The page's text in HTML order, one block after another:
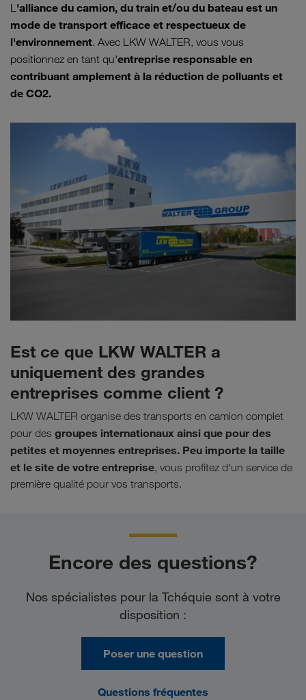
L'alliance du camion, du train et/ou du bateau est un
mode de transport efficace et respectueux de
l'environnement. Avec LKW WALTER, vous vous
positionnez en tant qu'entreprise responsable en
contribuant amplement à la réduction de polluants et
de CO2.
Est ce que LKW WALTER a
uniquement des grandes
entreprises comme client ?
LKW WALTER organise des transports en camion complet
pour des groupes internationaux ainsi que pour des
petites et moyennes entreprises. Peu importe la taille
et le site de votre entreprise, vous profitez d'un service de
première qualité pour vos transports.
Encore des questions?
Nos spécialistes pour la Tchéquie sont à votre
disposition :
Poser une question
Questions fréquentes